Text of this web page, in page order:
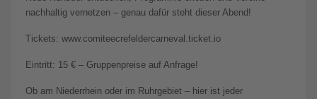
nachhaltig vernetzen – genau dafür steht dieser Abend!
Tickets: www.comiteecrefeldercarneval.ticket.io
Eintritt: 15 € – Gruppenpreise auf Anfrage!
Ob am Niederrhein oder im Ruhrgebiet – hier ist jeder